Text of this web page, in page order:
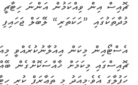
ޗޮއިސް އިން ވިއްކަމުން އަންނަ ހިޓާޗީ
މުދާތަކުގައި ”ހަކަތަރި“ ލޭބަލް
އެސްޓޯއިން މިކަން އިއުލާނުކުރެއްވީ
ޗޮއިސްގައި މިކަމަށް ޚާއްސަކޮށްގެން
ހަފުލާގަ އެވެ.މިއަދު މި ތަޢާރަފް ކުރީ